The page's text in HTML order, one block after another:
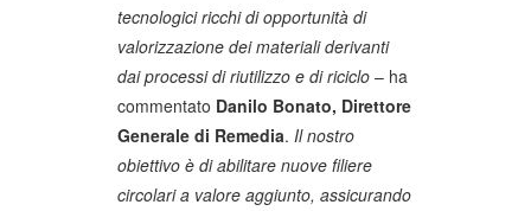
tecnologici ricchi di opportunità di
valorizzazione dei materiali derivanti
dai processi di riutilizzo e di riciclo – ha
commentato Danilo Bonato, Direttore
Generale di Remedia. Il nostro
obiettivo è di abilitare nuove filiere
circolari a valore aggiunto, assicurando